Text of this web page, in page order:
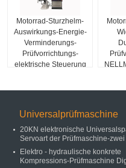
Motorrad-Sturzhelm-
Auswirkungs-Energie-
Verminderungs-
Prüfvorrichtungs-
elektrische Steuerung
Universalprüfmaschine
20KN elektronische
Servoart der Prüfmaschine-zwei
Elektro - hydraulische konkrete
Kompressions-Prüfmaschine